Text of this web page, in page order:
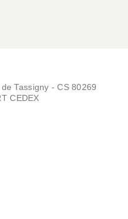
Tassigny - CS 80269
CEDEX